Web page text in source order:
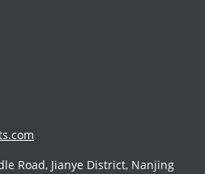
Road, Jianye District, Nanjing